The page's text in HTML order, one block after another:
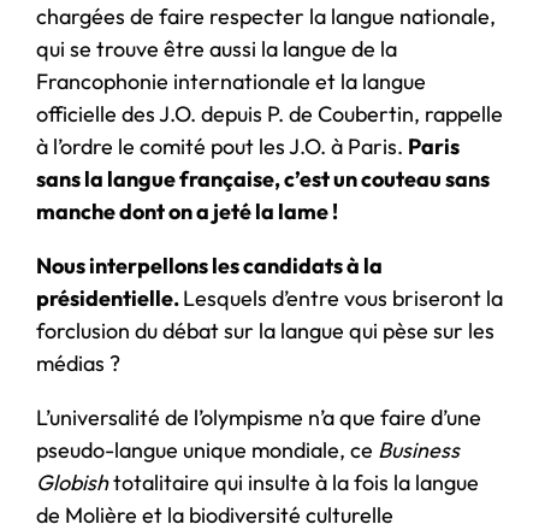
chargées de faire respecter la langue nationale,
qui se trouve être aussi la langue de la
Francophonie internationale et la langue
officielle des J.O. depuis P. de Coubertin, rappelle
à l’ordre le comité pout les J.O. à Paris. Paris
sans la langue française, c’est un couteau sans
manche dont on a jeté la lame !
Nous interpellons les candidats à la
présidentielle.Lesquels d’entre vous briseront la
forclusion du débat sur la langue qui pèse sur les
médias ?
L’universalité de l’olympisme n’a que faire d’une
pseudo-langue unique mondiale, ce Business
Globishtotalitaire qui insulte à la fois la langue
de Molière et la biodiversité culturelle